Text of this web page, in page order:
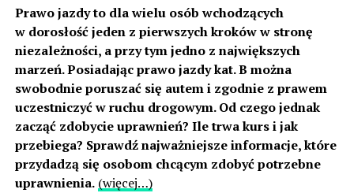
Prawo jazdy to dla wielu osób wchodzących
w dorosłość jeden z pierwszych kroków w stronę
niezależności, a przy tym jedno z największych
marzeń. Posiadając prawo jazdy kat. B można
swobodnie poruszać się autem i zgodnie z prawem
uczestniczyć w ruchu drogowym. Od czego jednak
zacząć zdobycie uprawnień? Ile trwa kurs i jak
przebiega? Sprawdź najważniejsze informacje, które
przydadzą się osobom chcącym zdobyć potrzebne
uprawnienia. (więcej…)